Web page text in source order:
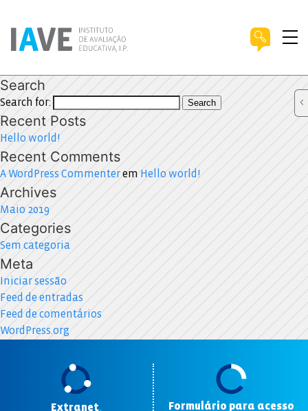
Search
Search for: Search
Recent Posts
Hello world!
Recent Comments
A WordPress Commenterem Hello world!
Archives
Maio 2019
Categories
Sem categoria
Meta
Iniciar sessão
Feed de entradas
Feed de comentários
WordPress.org
Extranet.
Formulário para acesso